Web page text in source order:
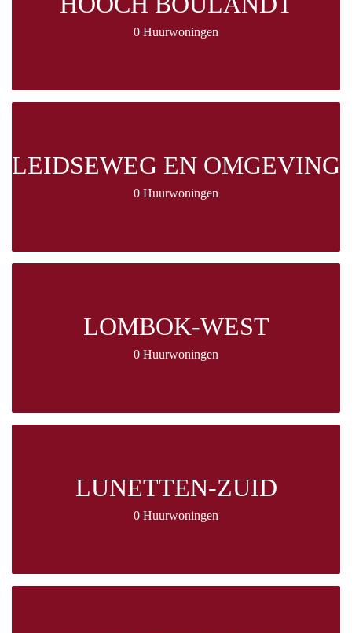
0 Huurwoningen
LEIDSEWEG EN OMGEVING
0 Huurwoningen
LOMBOK-WEST
0 Huurwoningen
LUNETTEN-ZUID
0 Huurwoningen